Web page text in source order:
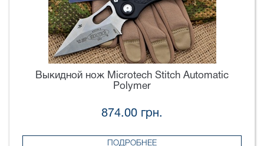
Выкидной нож Microtech Stitch Automatic
Polymer
874.00 грн.
ПОДРОБНЕЕ